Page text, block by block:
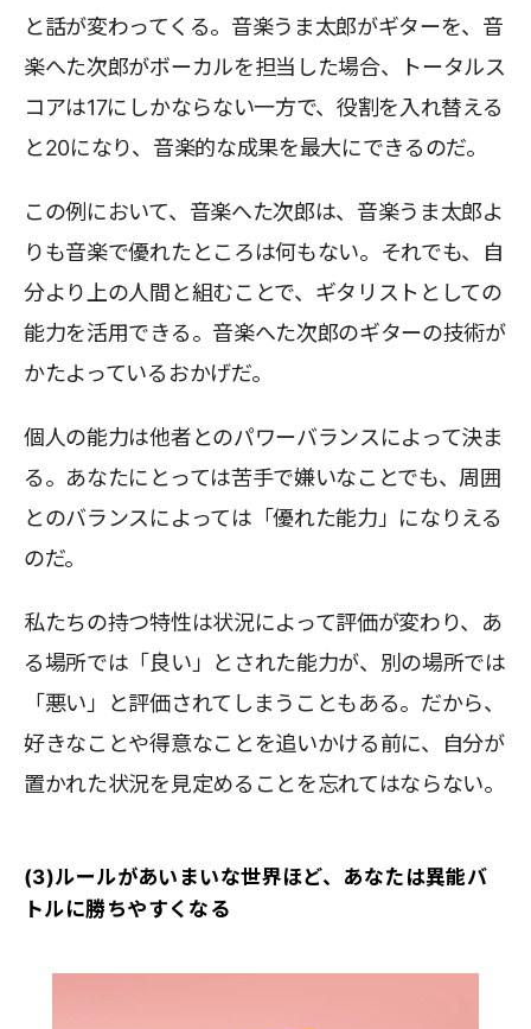
と話が変わってくる。音楽うま太郎がギターを、音
楽へた次郎がボーカルを担当した場合、トータルス
コアは17にしかならない一方で、役割を入れ替える
と20になり、音楽的な成果を最大にできるのだ。
この例において、音楽へた次郎は、音楽うま太郎よ
りも音楽で優れたところは何もない。それでも、自
分より上の人間と組むことで、ギタリストとしての
能力を活用できる。音楽へた次郎のギターの技術が
かたよっているおかげだ。
個人の能力は他者とのパワーバランスによって決ま
る。あなたにとっては苦手で嫌いなことでも、周囲
とのバランスによっては「優れた能力」になりえる
のだ。
私たちの持つ特性は状況によって評価が変わり、あ
る場所では「良い」とされた能力が、別の場所では
「悪い」と評価されてしまうこともある。だから、
好きなことや得意なことを追いかける前に、自分が
置かれた状況を見定めることを忘れてはならない。
(3)ルールがあいまいな世界ほど、あなたは異能バ
トルに勝ちやすくなる